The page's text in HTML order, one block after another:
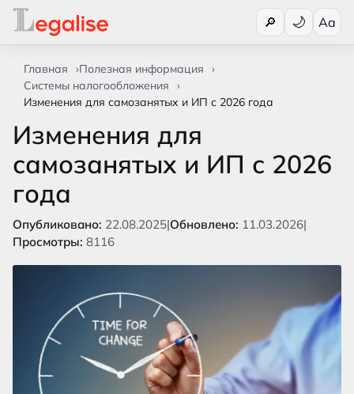
🔎 Aa
Главная
Полезная информация
Системы налогообложения
Изменения для самозанятых и ИП с 2026 года
Изменения для
самозанятых и ИП с 2026
года
Опубликовано: 22.08.2025|Обновлено: 11.03.2026|
Просмотры: 8116